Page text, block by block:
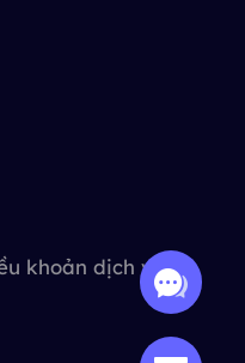
khoản dịch vụ